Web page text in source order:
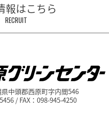
報はこちら
RECRUIT
県中頭郡西原町字内間546
/ FAX：098-945-4250